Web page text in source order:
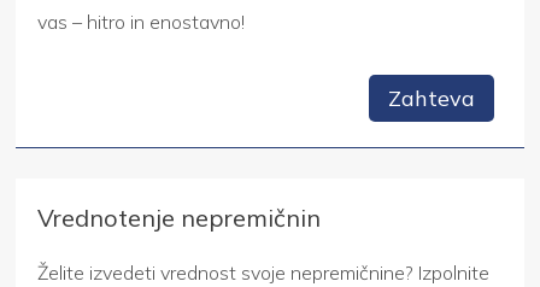
vas – hitro in enostavno!
Zahteva
Vrednotenje nepremičnin
Želite izvedeti vrednost svoje nepremičnine? Izpolnite